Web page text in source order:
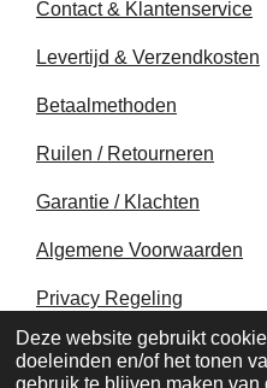
Deze website gebruikt
doeleinden en/of het tonen
Contact & Klantenservice
Levertijd & Verzendkosten
Betaalmethoden
Ruilen / Retourneren
Garantie / Klachten
Algemene Voorwaarden
Privacy Regeling
© 2020 - 2026
Powered byJouwWeb